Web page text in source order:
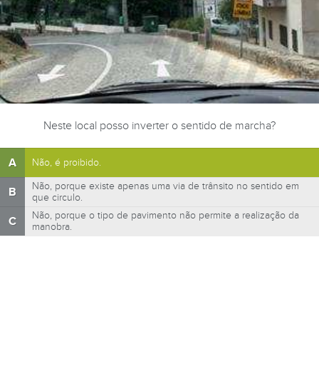
Neste local posso inverter o sentido de marcha?
A Não, é proibido.
B
Não, porque existe apenas uma via de trânsito no sentido em
que circulo.
C
Não, porque o tipo de pavimento não permite a realização da
manobra.